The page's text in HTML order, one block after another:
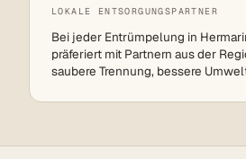
LOKALE ENTSORGUNGSPARTNER
Bei jeder Entrümpelung in
präferiert mit Partnern aus der
saubere Trennung, bessere